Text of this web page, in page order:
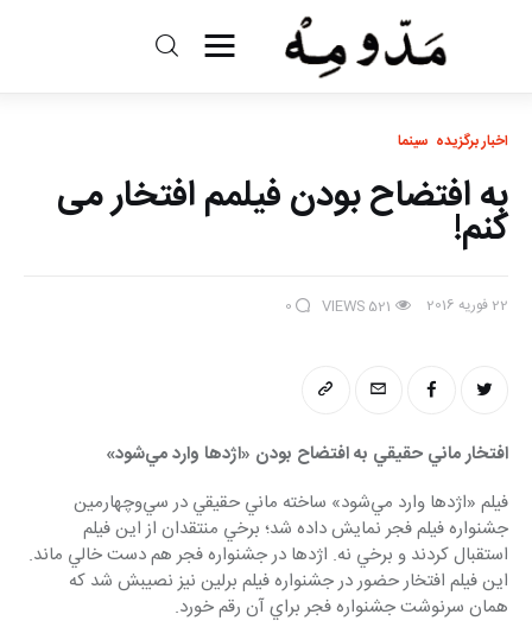
مد و مه
ادبیات
سینما
درباره ما
اخبار برگزیده سینما
به افتضاح بودن فیلمم افتخار می
کنم!
22 فوریه 2016 521
VIEWS
0
افتخار ماني حقيقي به افتضاح بودن «اژدها وارد مي‌شود»
فيلم «اژدها وارد مي‌شود» ساخته ماني حقيقي در سي‌وچهارمين
جشنواره فيلم فجر نمايش داده شد؛ برخي منتقدان از اين فيلم
استقبال كردند و برخي نه. اژدها در جشنواره فجر هم دست خالي ماند.
اين فيلم افتخار حضور در جشنواره فيلم برلين نيز نصيبش شد كه
همان سرنوشت جشنواره فجر براي آن رقم خورد.